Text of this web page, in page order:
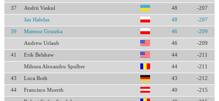
37 Andrii Vaskul 48 -207
Jan Habdas 48 -207
39 Mateusz Gruszka 46 -209
Andrew Urlaub 46 -209
41 Erik Belshaw 44 -211
Mihnea Alexandru Spulber 44 -211
43 Luca Roth 43 -212
44 Francisco Moerth 40 -215